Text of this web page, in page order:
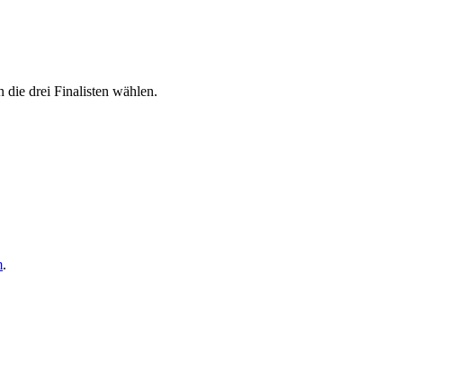
die drei Finalisten wählen.
.